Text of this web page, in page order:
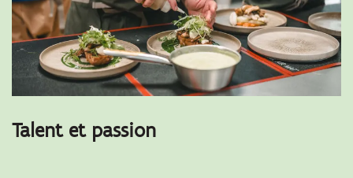
Talent et passion